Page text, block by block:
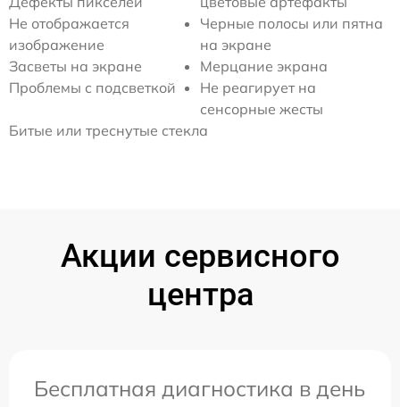
Не отображается
изображение
Засветы на экране
Проблемы с подсветкой
Черные полосы или пятна
на экране
Мерцание экрана
Не реагирует на
сенсорные жесты
Битые или треснутые стекла
Акции сервисного
центра
Бесплатная диагностика в день